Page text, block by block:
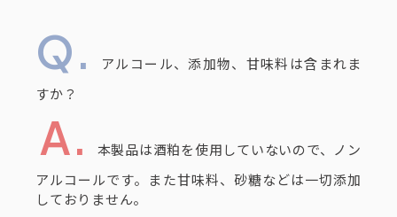
アルコール、添加物、甘味料は含まれま
すか？
本製品は酒粕を使用していないので、ノン
アルコールです。また甘味料、砂糖などは一切添加
しておりません。